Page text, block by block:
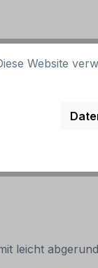
leicht
Website